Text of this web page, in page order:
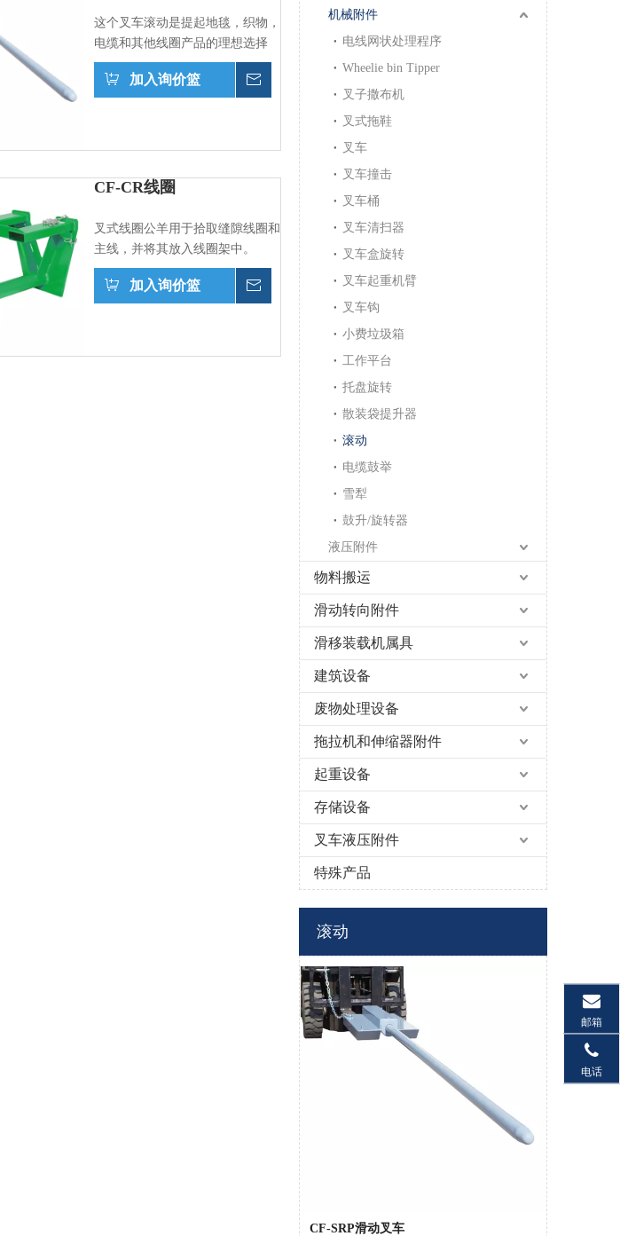
这个叉车滚动是提起地毯，织物，
电缆和其他线圈产品的理想选择
加入询价篮 询价
CF-CR线圈
叉式线圈公羊用于拾取缝隙线圈和
主线，并将其放入线圈架中。
加入询价篮 询价
机械附件
电线网状处理程序
Wheelie bin Tipper
叉子撒布机
叉式拖鞋
叉车
叉车撞击
叉车桶
叉车清扫器
叉车盒旋转
叉车起重机臂
叉车钩
小费垃圾箱
工作平台
托盘旋转
散装袋提升器
滚动
电缆鼓举
雪犁
鼓升/旋转器
液压附件
物料搬运
滑动转向附件
滑移装载机属具
建筑设备
废物处理设备
拖拉机和伸缩器附件
起重设备
存储设备
叉车液压附件
特殊产品
滚动
CF-SRP滑动叉车
邮箱
电话